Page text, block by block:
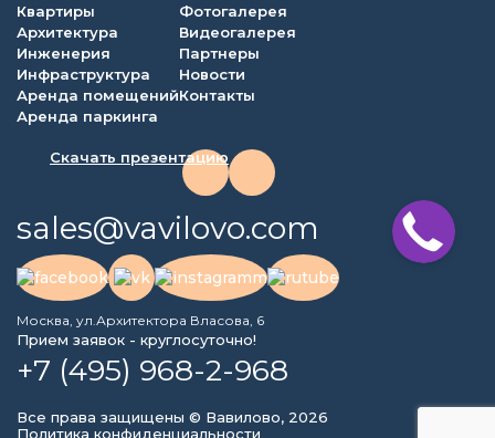
Квартиры
Архитектура
Инженерия
Инфраструктура
Аренда помещений
Аренда паркинга
Фотогалерея
Видеогалерея
Партнеры
Новости
Контакты
Скачать презентацию
sales@vavilovo.com
Москва, ул.Архитектора Власова, 6
Прием заявок - круглосуточно!
+7 (495) 968-2-968
Все права защищены © Вавилово, 2026
Политика конфиденциальности